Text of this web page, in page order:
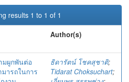
results 1 to 1 of 1
Author(s)
มผูกพันต่อ
ารถในการ
ธิดารัตน์ โชคสุชาติ;
Tidarat Choksuchart;